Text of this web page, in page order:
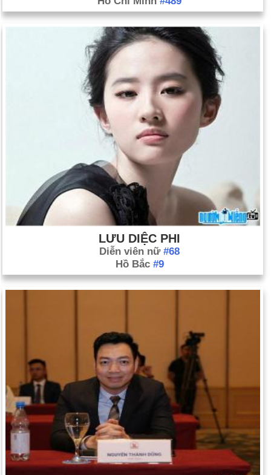
LƯU DIỆC PHI
Diễn viên nữ #68
Hồ Bắc #9